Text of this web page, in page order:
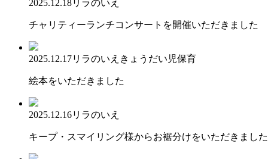
2025.12.18リラのいえ
チャリティーランチコンサートを開催いただきました
2025.12.17リラのいえ きょうだい児保育
絵本をいただきました
2025.12.16リラのいえ
キープ・スマイリング様からお裾分けをいただきました